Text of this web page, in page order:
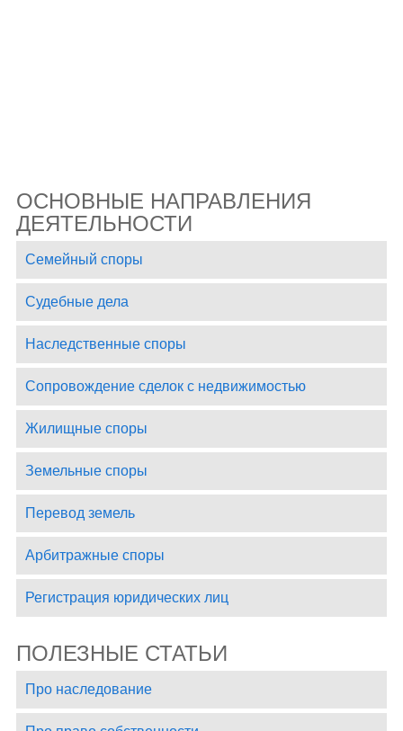
ОСНОВНЫЕ НАПРАВЛЕНИЯ
ДЕЯТЕЛЬНОСТИ
Семейный споры
Судебные дела
Наследственные споры
Сопровождение сделок с недвижимостью
Жилищные споры
Земельные споры
Перевод земель
Арбитражные споры
Регистрация юридических лиц
ПОЛЕЗНЫЕ СТАТЬИ
Про наследование